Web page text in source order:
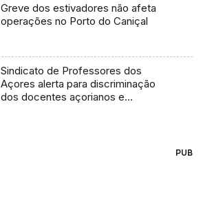
Greve dos estivadores não afeta
operações no Porto do Caniçal
Sindicato de Professores dos
Açores alerta para discriminação
dos docentes açorianos e
PUB